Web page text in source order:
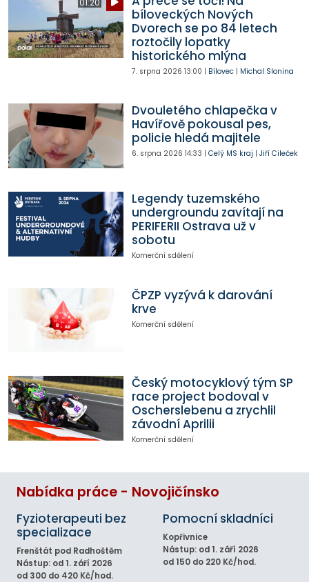
bíloveckých Nových
Dvorech se po 84 letech
roztočily lopatky
historického mlýna
7. srpna 2026 13:00 | Bílovec| Michal Slonina
Dvouletého chlapečka v
Havířově pokousal pes,
policie hledá majitele
6. srpna 2026 14:33 | Celý MS kraj | Jiří Cileček
Legendy tuzemského
undergroundu zavítají na
PERIFERII Ostrava už v
sobotu
Komerční sdělení
ČPZP vyzývá k darování
krve
Komerční sdělení
Český motocyklový tým SP
race project bodoval v
Oscherslebenu a zrychlil
závodní Aprilii
Komerční sdělení
Nabídka práce - Novojičínsko
Fyzioterapeuti bez
specializace
Frenštát pod Radhoštěm
Nástup: od 1. září 2026
od 300 do 420 Kč/hod.
Pomocní skladníci
Kopřivnice
Nástup: od 1. září 2026
od 150 do 220 Kč/hod.